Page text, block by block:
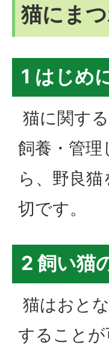
猫にま
1 はじめ
猫に関す
飼養・管
ら、野良
切です。
2 飼い猫
猫はおと
すること